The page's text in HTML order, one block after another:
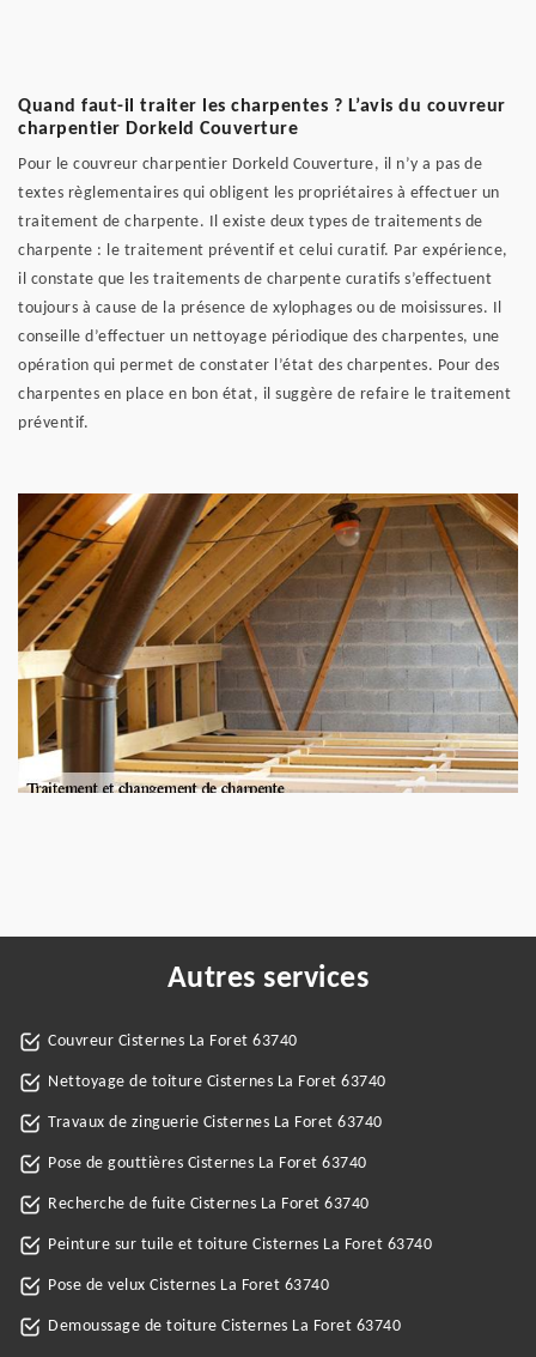
Quand faut-il traiter les charpentes ? L’avis du couvreur
charpentier Dorkeld Couverture
Pour le couvreur charpentier Dorkeld Couverture, il n’y a pas de
textes règlementaires qui obligent les propriétaires à effectuer un
traitement de charpente. Il existe deux types de traitements de
charpente : le traitement préventif et celui curatif. Par expérience,
il constate que les traitements de charpente curatifs s’effectuent
toujours à cause de la présence de xylophages ou de moisissures. Il
conseille d’effectuer un nettoyage périodique des charpentes, une
opération qui permet de constater l’état des charpentes. Pour des
charpentes en place en bon état, il suggère de refaire le traitement
préventif.
Autres services
Couvreur Cisternes La Foret 63740
Nettoyage de toiture Cisternes La Foret 63740
Travaux de zinguerie Cisternes La Foret 63740
Pose de gouttières Cisternes La Foret 63740
Recherche de fuite Cisternes La Foret 63740
Peinture sur tuile et toiture Cisternes La Foret 63740
Pose de velux Cisternes La Foret 63740
Demoussage de toiture Cisternes La Foret 63740